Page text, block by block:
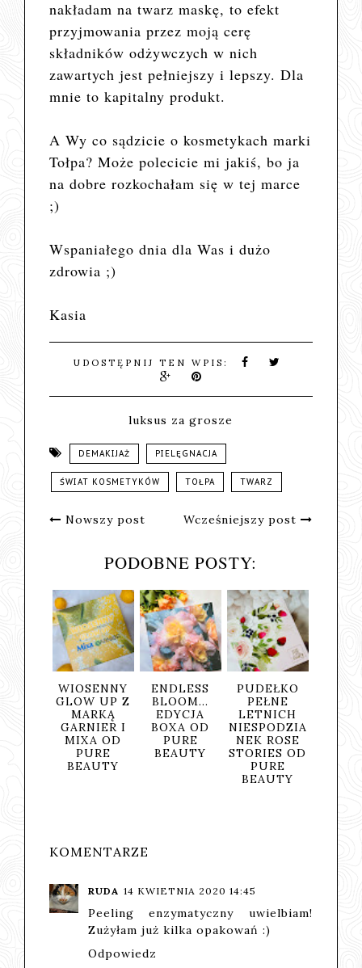
nakładam na twarz maskę, to efekt
przyjmowania przez moją cerę
składników odżywczych w nich
zawartych jest pełniejszy i lepszy. Dla
mnie to kapitalny produkt.
A Wy co sądzicie o kosmetykach marki
Tołpa? Może polecicie mi jakiś, bo ja
na dobre rozkochałam się w tej marce
;)
Wspaniałego dnia dla Was i dużo
zdrowia ;)
Kasia
UDOSTĘPNIJ TEN WPIS:
luksus za grosze
DEMAKIJAŻ PIELĘGNACJA
ŚWIAT KOSMETYKÓW TOŁPA TWARZ
Nowszy post Wcześniejszy post
PODOBNE POSTY:
ENDLESS
BLOOM...
EDYCJA
BOXA OD
PURE
BEAUTY
PUDEŁKO
PEŁNE
LETNICH
NIESPODZIA
NEK ROSE
STORIES OD
OWOCOWA
PRZYJEMNO
ŚĆ POD
PRYSZNICE
M - ŻEL
BLACKBERR
Y &
AVOCADO
KOMENTARZE
RUDA 14 KWIETNIA 2020 14:45
Peeling enzymatyczny uwielbiam!
Zużyłam już kilka opakowań :)
Odpowiedz